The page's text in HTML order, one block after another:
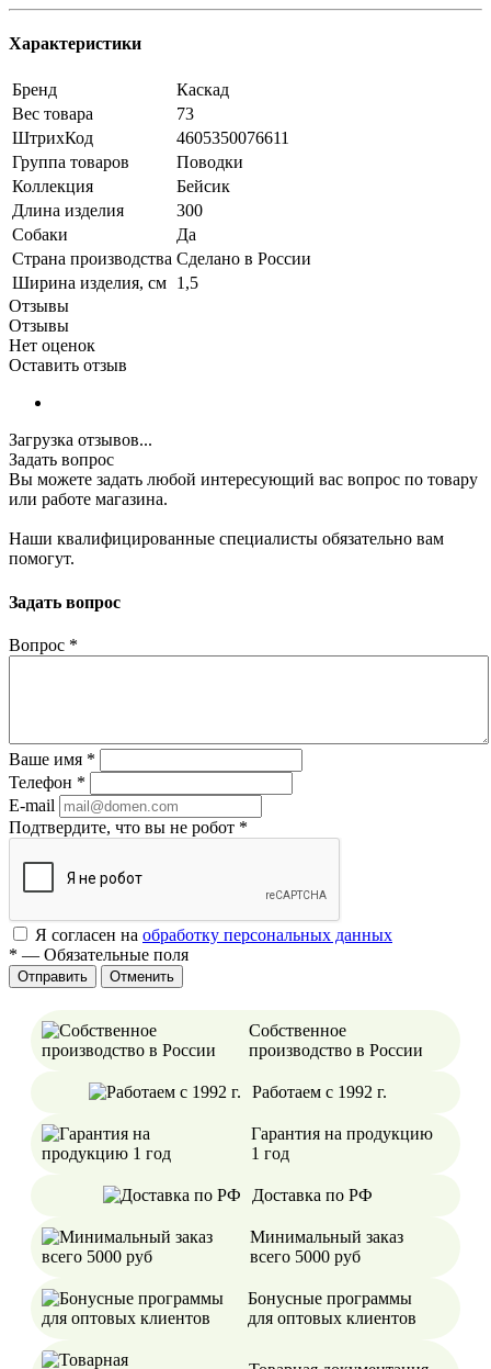
Характеристики
Бренд
Каскад
Вес товара
73
ШтрихКод
4605350076611
Группа товаров
Поводки
Коллекция
Бейсик
Длина изделия
300
Собаки
Да
Страна производства Сделано в России
Ширина изделия, см 1,5
Отзывы
Отзывы
Нет оценок
Оставить отзыв
Загрузка отзывов...
Задать вопрос
Вы можете задать любой интересующий вас вопрос по товару
или работе магазина.
Наши квалифицированные специалисты обязательно вам
помогут.
Задать вопрос
Вопрос *
Ваше имя *
Телефон *
E-mail
Подтвердите, что вы не робот *
Я согласен на обработку персональных данных
* — Обязательные поля
Отменить
Собственное
производство в России
Работаем с 1992 г.
Гарантия на продукцию
1 год
Доставка по РФ
Минимальный заказ
всего 5000 руб
Бонусные программы
для оптовых клиентов